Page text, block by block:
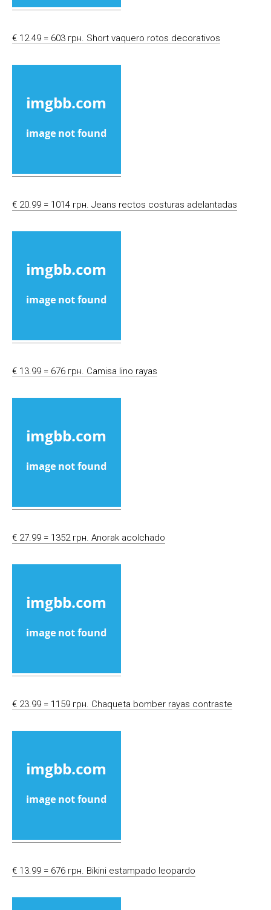
€ 12.49 = 603 грн. Short vaquero rotos decorativos
€ 20.99 = 1014 грн. Jeans rectos costuras adelantadas
€ 13.99 = 676 грн. Camisa lino rayas
€ 27.99 = 1352 грн. Anorak acolchado
€ 23.99 = 1159 грн. Chaqueta bomber rayas contraste
€ 13.99 = 676 грн. Bikini estampado leopardo